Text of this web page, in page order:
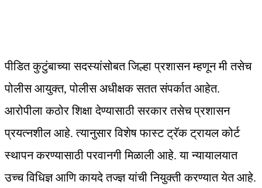
पीडित कुटुंबाच्या सदस्यांसोबत जिल्हा प्रशासन म्हणून मी तसेच
पोलीस आयुक्त, पोलीस अधीक्षक सतत संपर्कात आहेत.
आरोपीला कठोर शिक्षा देण्यासाठी सरकार तसेच प्रशासन
प्रयत्नशील आहे. त्यानुसार विशेष फास्ट ट्रॅक ट्रायल कोर्ट
स्थापन करण्यासाठी परवानगी मिळाली आहे. या न्यायालयात
उच्च विधिज्ञ आणि कायदे तज्ज्ञ यांची नियुक्ती करण्यात येत आहे.